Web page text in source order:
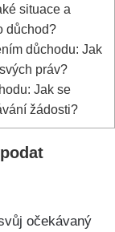
situace a
důchod?
důchodu: Jak
práv?
Jak se
žádosti?
očekávaný